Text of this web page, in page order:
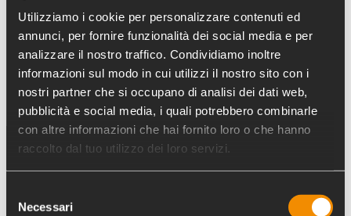
Utilizziamo i cookie per personalizzare contenuti ed
annunci, per fornire funzionalità dei social media e per
analizzare il nostro traffico. Condividiamo inoltre
informazioni sul modo in cui utilizzi il nostro sito con i
nostri partner che si occupano di analisi dei dati web,
pubblicità e social media, i quali potrebbero combinarle
con altre informazioni che hai fornito loro o che hanno
raccolto dal tuo utilizzo dei loro servizi.
delNecessari
diritti